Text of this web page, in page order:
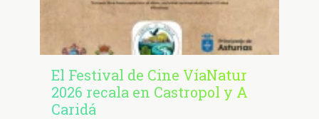
El Festival de Cine VíaNatur
2026 recala en Castropol y A
Caridá